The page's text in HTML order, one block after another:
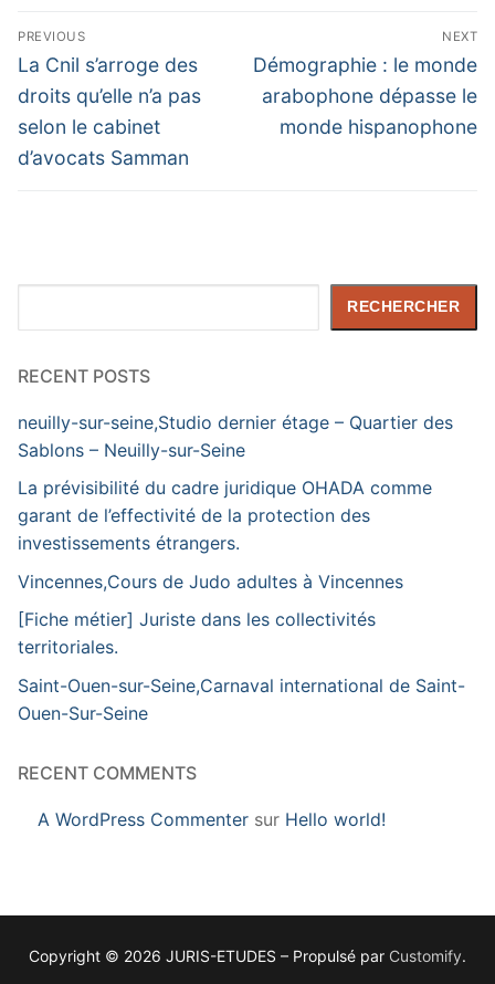
Navigation
de
l’article
PREVIOUS
Previous
post:
La Cnil s’arroge des
droits qu’elle n’a pas
selon le cabinet
d’avocats Samman
NEXT
Next
post:
Démographie : le monde
arabophone dépasse le
monde hispanophone
RECHERCHER
RECENT POSTS
neuilly-sur-seine,Studio dernier étage – Quartier des
Sablons – Neuilly-sur-Seine
La prévisibilité du cadre juridique OHADA comme
garant de l’effectivité de la protection des
investissements étrangers.
Vincennes,Cours de Judo adultes à Vincennes
[Fiche métier] Juriste dans les collectivités
territoriales.
Saint-Ouen-sur-Seine,Carnaval international de Saint-
Ouen-Sur-Seine
RECENT COMMENTS
A WordPress Commenter sur Hello world!
Copyright © 2026 JURIS-ETUDES – Propulsé par Customify.